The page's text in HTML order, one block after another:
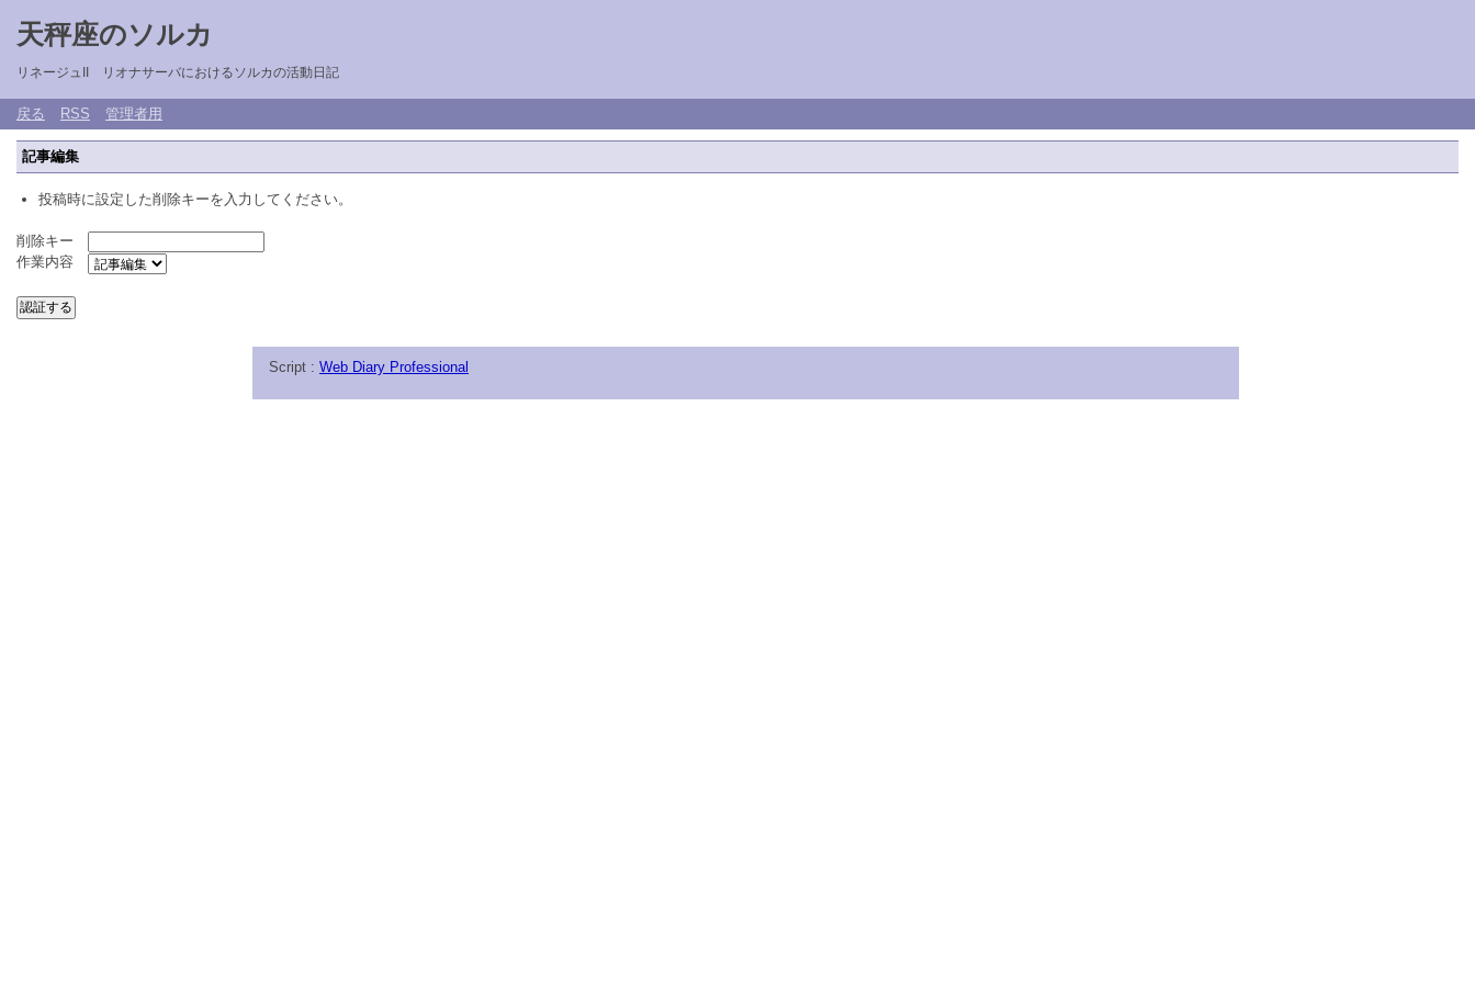
天秤座のソルカ
リネージュII リオナサーバにおけるソルカの活動日記
戻る RSS 管理者用
記事編集
投稿時に設定した削除キーを入力してください。
削除キー
作業内容
Script : Web Diary Professional